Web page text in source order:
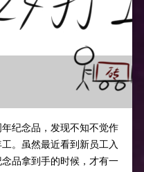
纪念品，发现不知不觉作
。虽然最近看到新员工入
品拿到手的时候，才有一